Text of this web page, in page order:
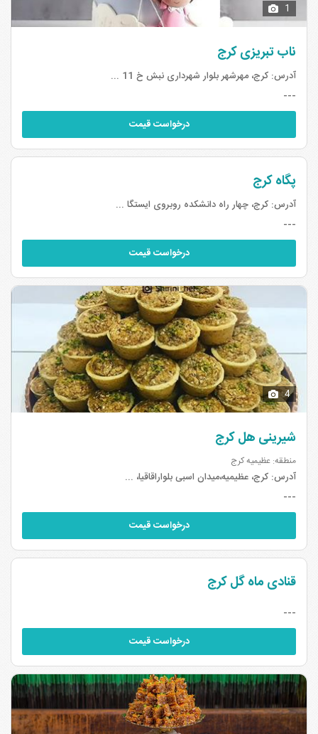
1
ناب تبریزی کرج
آدرس: کرج، مهرشهر بلوار شهرداری نبش خ 11 ...
---
درخواست قیمت
پگاه کرج
آدرس: کرج، چهار راه دانشکده روبروی ایستگا ...
---
درخواست قیمت
4
شیرینی هل کرج
منطقه: عظیمیه کرج
آدرس: کرج، عظیمیه،میدان اسبی بلواراقاقیا، ...
---
درخواست قیمت
قنادی ماه گل کرج
---
درخواست قیمت